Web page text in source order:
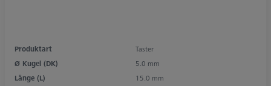
Produktart
Taster
Ø Kugel (DK)
5.0 mm
Länge (L)
15.0 mm